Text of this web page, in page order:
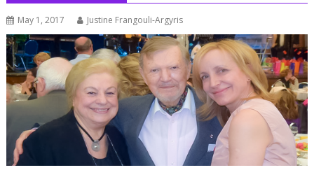
May 1, 2017 Justine Frangouli-Argyris